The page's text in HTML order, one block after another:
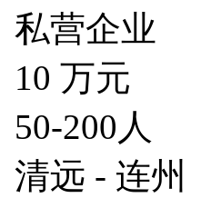
私营企业
10 万元
50-200人
清远 - 连州